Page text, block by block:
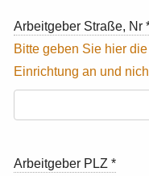
Arbeitgeber Straße, Nr
Arbeitgeber PLZ*